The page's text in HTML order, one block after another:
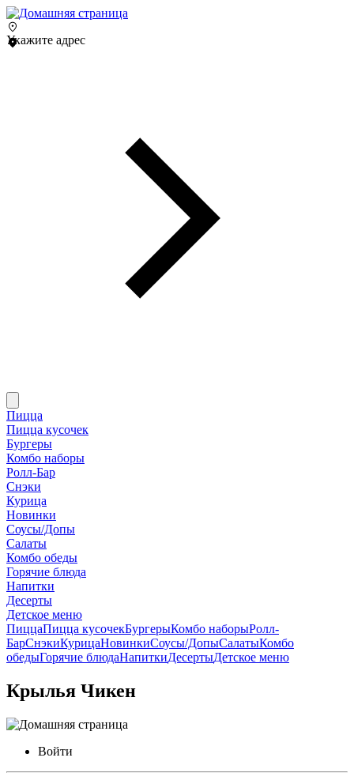
Укажите адрес
Пицца
Пицца кусочек
Бургеры
Комбо наборы
Ролл-Бар
Снэки
Курица
Новинки
Соусы/Допы
Салаты
Комбо обеды
Горячие блюда
Напитки
Десерты
Детское меню
ПиццаПицца кусочекБургерыКомбо наборыРолл-
БарСнэкиКурицаНовинкиСоусы/ДопыСалатыКомбо
обедыГорячие блюдаНапиткиДесертыДетское меню
Крылья Чикен
Войти